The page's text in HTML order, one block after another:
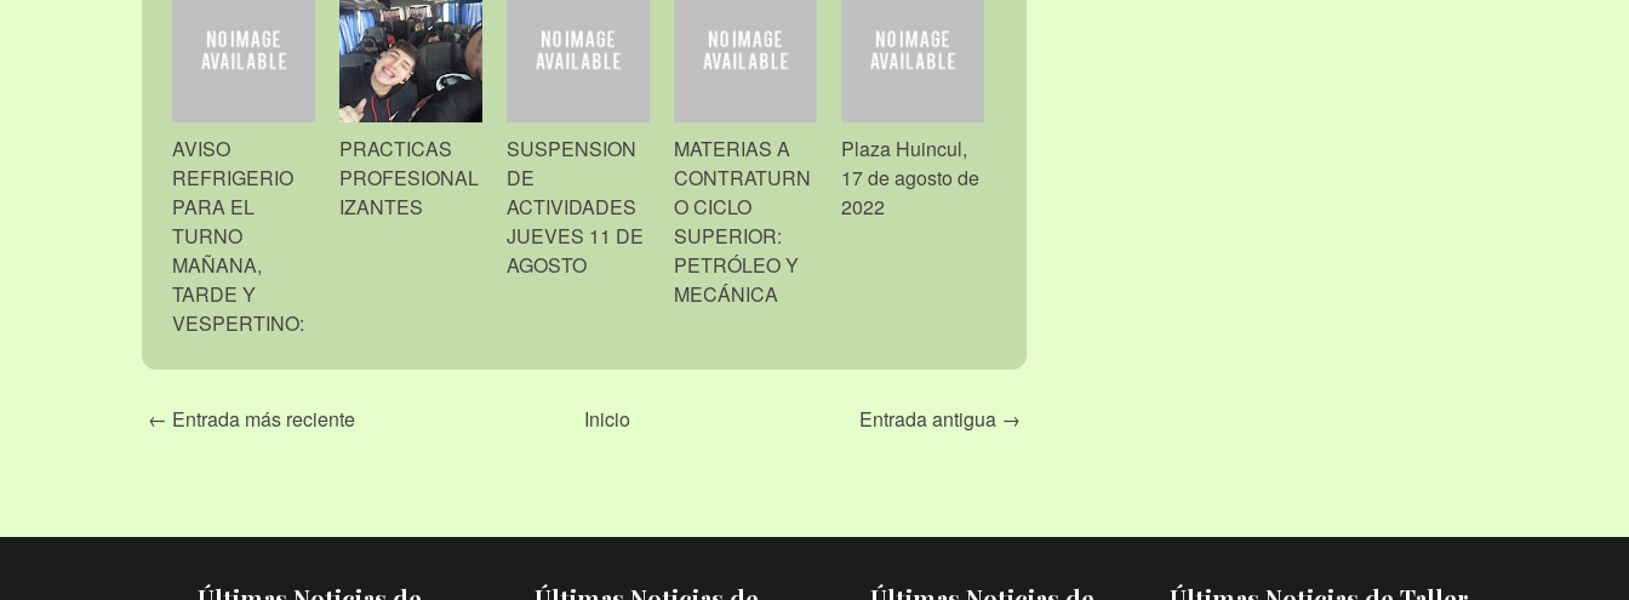
AVISO
REFRIGERIO
PARA EL
TURNO
MAÑANA,
TARDE Y
VESPERTINO:
PRACTICAS
PROFESIONAL
IZANTES
SUSPENSION
DE
ACTIVIDADES
JUEVES 11 DE
AGOSTO
MATERIAS A
CONTRATURN
O CICLO
SUPERIOR:
PETRÓLEO Y
MECÁNICA
Plaza Huincul,
17 de agosto de
2022
← Entrada más reciente Entrada antigua →
Inicio